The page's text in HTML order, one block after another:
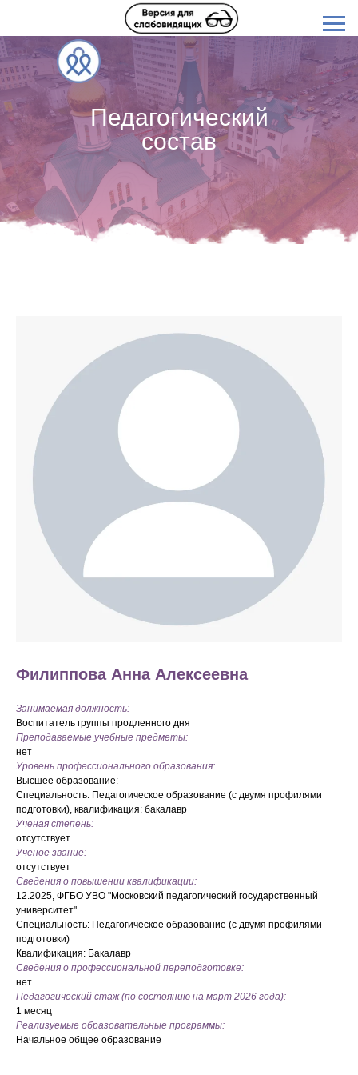
Педагогический
состав
Филиппова Анна Алексеевна
Занимаемая должность:
Воспитатель группы продленного дня
Преподаваемые учебные предметы:
нет
Уровень профессионального образования:
Высшее образование:
Специальность: Педагогическое образование (с двумя профилями
подготовки), квалификация: бакалавр
Ученая степень:
отсутствует
Ученое звание:
отсутствует
Сведения о повышении квалификации:
12.2025, ФГБО УВО "Московский педагогический государственный
университет"
Специальность: Педагогическое образование (с двумя профилями
подготовки)
Квалификация: Бакалавр
Сведения о профессиональной переподготовке:
нет
Педагогический стаж (по состоянию на март 2026 года):
1 месяц
Реализуемые образовательные программы:
Начальное общее образование